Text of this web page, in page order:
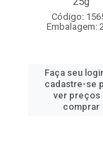
Código:
Embalagem:
Faça seu
cadastre-se
ver preços
comprar